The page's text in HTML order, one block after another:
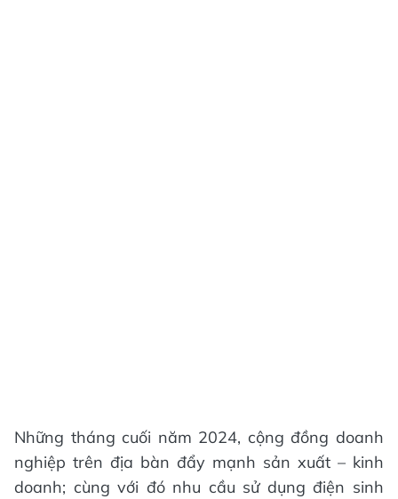
Những tháng cuối năm 2024, cộng đồng doanh
nghiệp trên địa bàn đẩy mạnh sản xuất – kinh
doanh; cùng với đó nhu cầu sử dụng điện sinh